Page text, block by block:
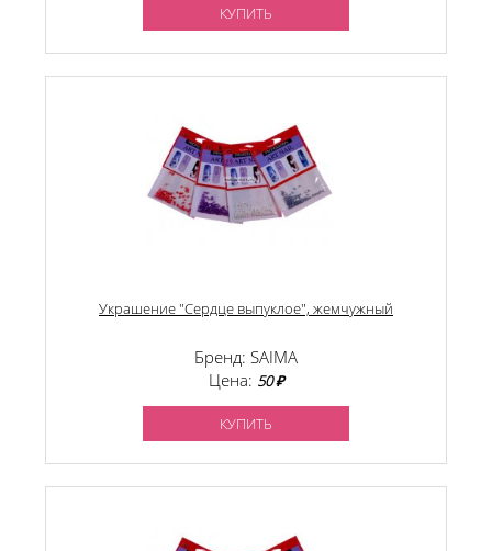
КУПИТЬ
Украшение "Сердце выпуклое", жемчужный
Бренд: SAIMA
Цена: 50 ₽
КУПИТЬ